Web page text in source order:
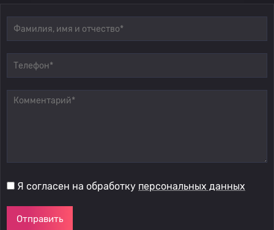
Я согласен на обработку персональных данных
Отправить